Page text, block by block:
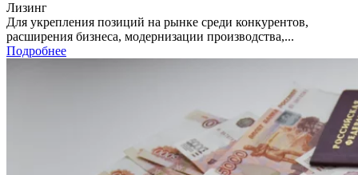
Лизинг
Для укрепления позиций на рынке среди конкурентов,
расширения бизнеса, модернизации производства,...
Подробнее